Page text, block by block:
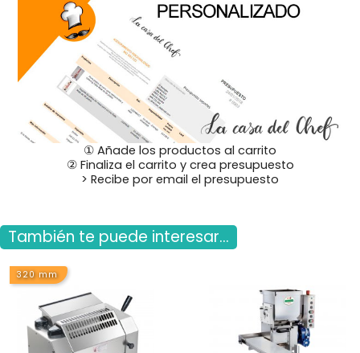
① Añade los productos al carrito
② Finaliza el carrito y crea presupuesto
> Recibe por email el presupuesto
También te puede interesar...
320 mm